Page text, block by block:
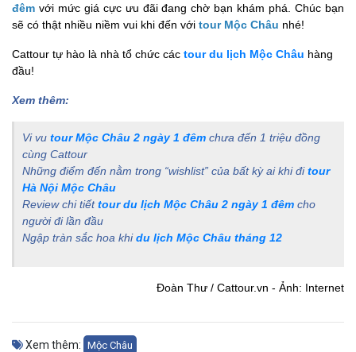
đêm với mức giá cực ưu đãi đang chờ bạn khám phá. Chúc bạn
sẽ có thật nhiều niềm vui khi đến với tour Mộc Châu nhé!
Cattour tự hào là nhà tổ chức các tour du lịch Mộc Châu hàng
đầu!
Xem thêm:
Vi vu tour Mộc Châu 2 ngày 1 đêm chưa đến 1 triệu đồng
cùng Cattour
Những điểm đến nằm trong “wishlist” của bất kỳ ai khi đitour
Hà Nội Mộc Châu
Review chi tiếttour du lịch Mộc Châu 2 ngày 1 đêm cho
người đi lần đầu
Ngập tràn sắc hoa khidu lịch Mộc Châu tháng 12
Đoàn Thư / Cattour.vn - Ảnh: Internet
Xem thêm: Mộc Châu